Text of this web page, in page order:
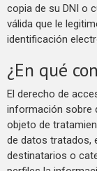
copia de su DNI o
válida que le
identificación
¿En qué
El derecho de
información sobre
objeto de
de datos tratados,
destinatarios o